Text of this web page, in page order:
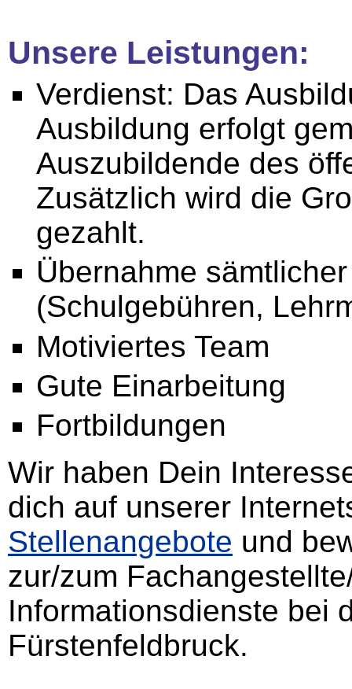
Unsere Leistungen:
Verdienst: Das
Ausbildung erfolgt
Auszubildende des
Zusätzlich wird die
gezahlt.
Übernahme
(Schulgebühren,
Motiviertes Team
Gute Einarbeitung
Fortbildungen
Wir haben Dein
dich auf unserer
Stellenangebote und
zur/zum
Informationsdienste bei
Fürstenfeldbruck.